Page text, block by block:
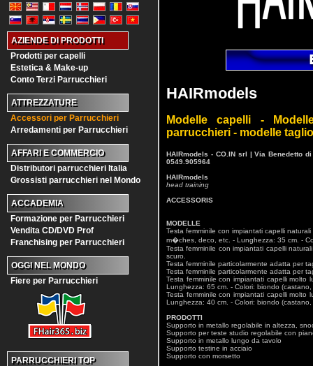
AZIENDE DI PRODOTTI
Prodotti per capelli
Estetica & Make-up
Conto Terzi Parrucchieri
ATTREZZATURE
Accessori per Parrucchieri
Arredamenti per Parrucchieri
AFFARI E COMMERCIO
Distributori parrucchieri Italia
Grossisti parrucchieri nel Mondo
ACCADEMIA
Formazione per Parrucchieri
Vendita CD/DVD Prof
Franchising per Parrucchieri
OGGI NEL MONDO
Fiere per Parrucchieri
PARRUCCHIERI TOP
HAIRmodels
Modelle capelli -
parrucchieri - modelle
HAIRmodels - CO.IN srl | Via Benedetto
0549.905964
HAIRmodels
head training
ACCESSORIS
MODELLE
Testa femminile con impiantati capelli
m�ches, deco, etc. - Lunghezza: 35 cm. -
Testa femminile con impiantati capelli
scuro.
Testa femminile particolarmente adatta per
Testa femminile particolarmente adatta per
Testa femminile con impiantati capelli
Lunghezza: 65 cm. - Colori: biondo
Testa femminile con impiantati capelli
Lunghezza: 40 cm. - Colori: biondo
PRODOTTI
Supporto in metallo regolabile in altezza,
Supporto per teste studio regolabile con
Supporto in metallo lungo da tavolo
Supporto testine in acciaio
Supporto con morsetto